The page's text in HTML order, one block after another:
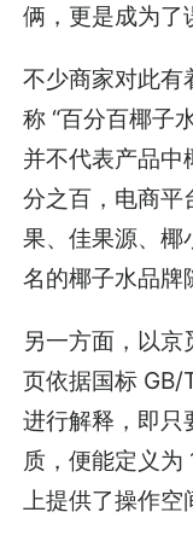
俩，更是成为了
不少商家对此有
称 “百分百椰子
并不代表产品中
分之百，电商平
果、佳果源、椰
名的椰子水品牌
另一方面，以
页依据国标 GB/
进行解释，即只
质，便能定义
上提供了操作空